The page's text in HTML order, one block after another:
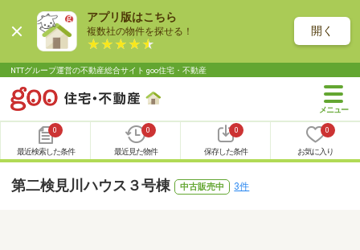
アプリ版はこちら
複数社の物件を探せる！ 開く
NTTグループ運営の不動産総合サイト goo住宅・不動産
0
最近検索した条件
0
最近見た物件
0
保存した条件
0
お気に入り
第二検見川ハウス３号棟 中古販売中 3件